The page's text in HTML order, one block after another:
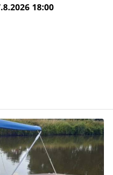
18:00